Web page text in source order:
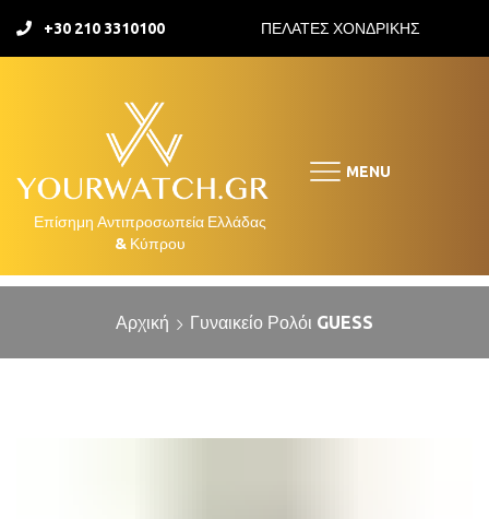
+30 210 3310100 ΠΕΛΑΤΕΣ ΧΟΝΔΡΙΚΗΣ
MENU
Αρχική Γυναικείο Ρολόι GUESS